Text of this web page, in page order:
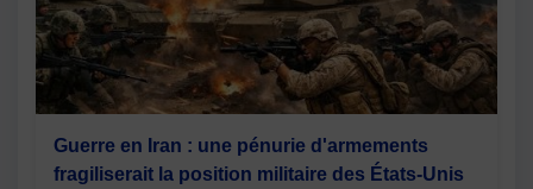
Guerre en Iran : une pénurie d'armements
fragiliserait la position militaire des États-Unis